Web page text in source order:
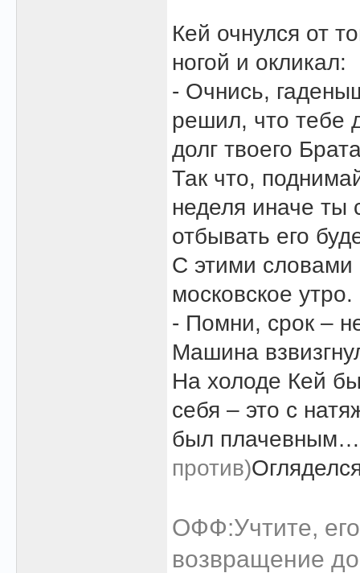
Кей очнулся от
ногой и окликал:
- Очнись,
решил, что тебе
долг твоего
Так что,
неделя иначе ты
отбывать его
С этими
московское утро.
- Помни, срок –
Машина
На холоде Кей
себя – это с
был
против)
ОФФ:Учтите, его
возвращение